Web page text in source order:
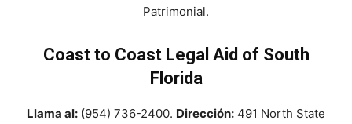
Patrimonial.
Coast to Coast Legal Aid of South
Florida
Llama al: (954) 736-2400. Dirección: 491 North State